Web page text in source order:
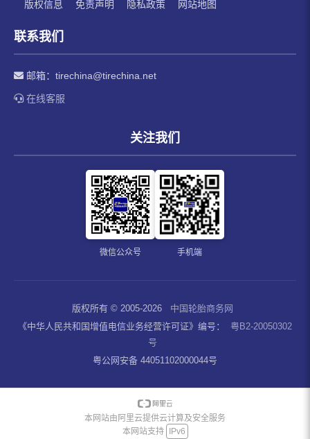
版权信息
免责声明 隐私政策 网站地图
联系我们
邮箱： tirechina@tirechina.net
在线客服
关注我们
微信公众号 手机端
版权所有 © 2005-2026
中国轮胎商务网
《中华人民共和国增值电信业务经营许可证》编号：
粤B2-20050302
号
粤公网安备 44051102000044号
本网站由阿里云提供云计算及安全服务
本网站支持 IPv6